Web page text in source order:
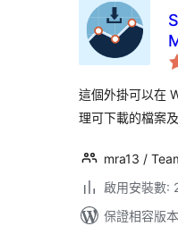
這個外掛可以在
理可下載的檔案
mra13 /
啟用安裝數:
保證相容版